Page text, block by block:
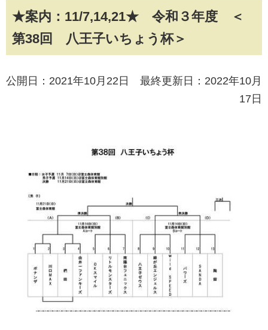
★案内：11/7,14,21★ 令和３年度 ＜
第38回 八王子いちょう杯＞
公開日：2021年10月22日 最終更新日：2022年10月
17日